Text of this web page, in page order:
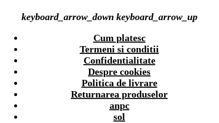
keyboard_arrow_down keyboard_arrow_up
Cum platesc
Termeni si conditii
Confidentialitate
Despre cookies
Politica de livrare
Returnarea produselor
anpc
sol